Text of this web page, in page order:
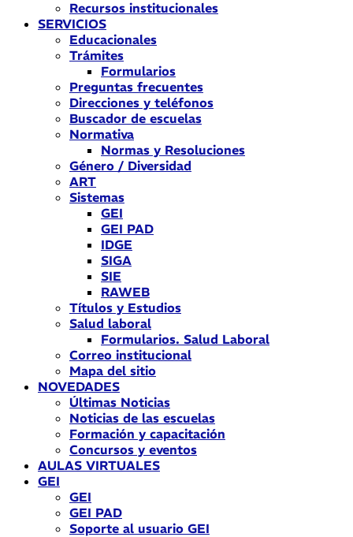
Recursos institucionales
SERVICIOS
Educacionales
Trámites
Formularios
Preguntas frecuentes
Direcciones y teléfonos
Buscador de escuelas
Normativa
Normas y Resoluciones
Género / Diversidad
ART
Sistemas
GEI
GEI PAD
IDGE
SIGA
SIE
RAWEB
Títulos y Estudios
Salud laboral
Formularios. Salud Laboral
Correo institucional
Mapa del sitio
NOVEDADES
Últimas Noticias
Noticias de las escuelas
Formación y capacitación
Concursos y eventos
AULAS VIRTUALES
GEI
GEI
GEI PAD
Soporte al usuario GEI